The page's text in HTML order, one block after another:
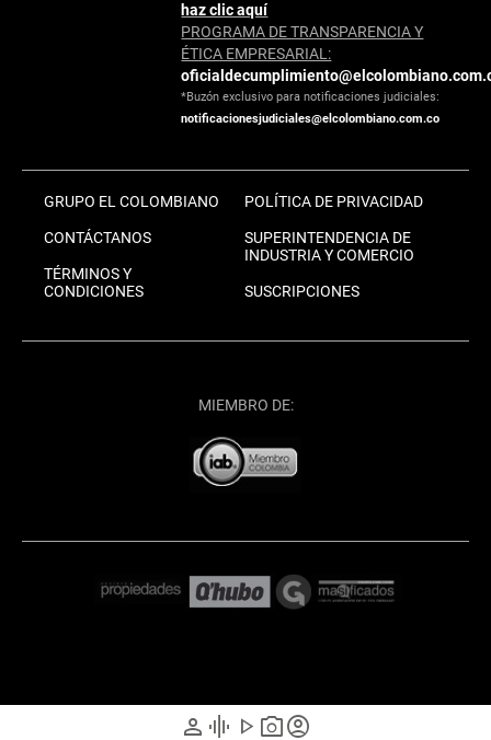
person graphic_eq play_arrow photo_cameraaccount_circle
haz clic aquí
PROGRAMA DE TRANSPARENCIA Y
ÉTICA EMPRESARIAL:
*Buzón exclusivo para notificaciones judiciales:
notificacionesjudiciales@elcolombiano.com.co
GRUPO EL COLOMBIANO
CONTÁCTANOS
TÉRMINOS Y
CONDICIONES
POLÍTICA DE PRIVACIDAD
SUPERINTENDENCIA DE
INDUSTRIA Y COMERCIO
SUSCRIPCIONES
MIEMBRO DE: